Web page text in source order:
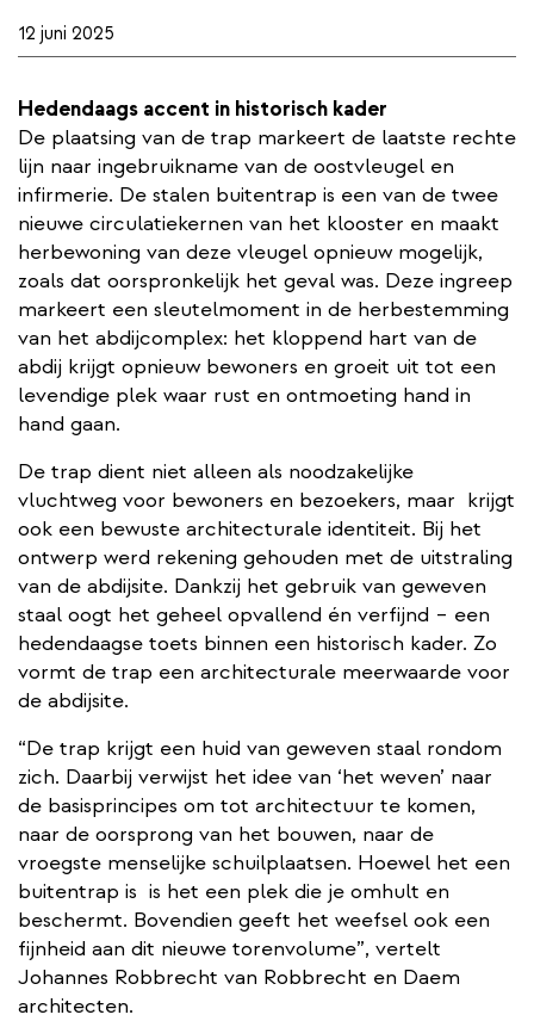
12 juni 2025
Hedendaags accent in historisch kader
De plaatsing van de trap markeert de laatste rechte
lijn naar ingebruikname van de oostvleugel en
infirmerie. De stalen buitentrap is een van de twee
nieuwe circulatiekernen van het klooster en maakt
herbewoning van deze vleugel opnieuw mogelijk,
zoals dat oorspronkelijk het geval was. Deze ingreep
markeert een sleutelmoment in de herbestemming
van het abdijcomplex: het kloppend hart van de
abdij krijgt opnieuw bewoners en groeit uit tot een
levendige plek waar rust en ontmoeting hand in
hand gaan.
De trap dient niet alleen als noodzakelijke
vluchtweg voor bewoners en bezoekers, maar ​ krijgt
ook een bewuste architecturale identiteit. Bij het
ontwerp werd rekening gehouden met de uitstraling
van de abdijsite. Dankzij het gebruik van geweven
staal oogt het geheel opvallend én verfijnd – een
hedendaagse toets binnen een historisch kader. Zo
vormt de trap een architecturale meerwaarde voor
de abdijsite.
“De trap krijgt een huid van geweven staal rondom
zich. Daarbij verwijst het idee van ‘het weven’ naar
de basisprincipes om tot architectuur te komen,
naar de oorsprong van het bouwen, naar de
vroegste menselijke schuilplaatsen. Hoewel het een
buitentrap is ​ is het een plek die je omhult en
beschermt. Bovendien geeft het weefsel ook een
fijnheid aan dit nieuwe torenvolume”, vertelt
Johannes Robbrecht van Robbrecht en Daem
architecten.